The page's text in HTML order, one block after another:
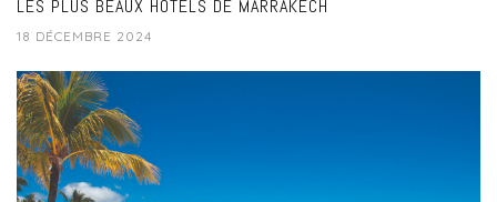
LES PLUS BEAUX HÔTELS DE MARRAKECH
18 DÉCEMBRE 2024